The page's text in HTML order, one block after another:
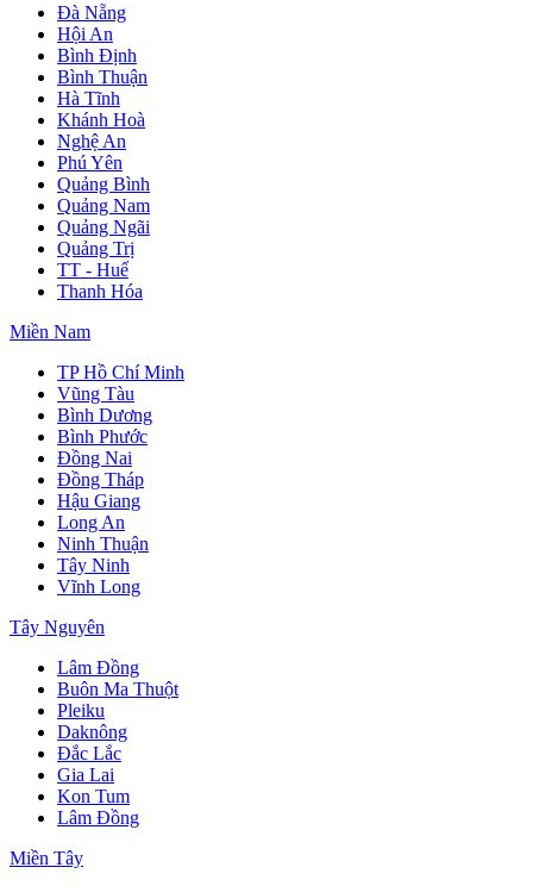
Đà Nẵng
Hội An
Bình Định
Bình Thuận
Hà Tĩnh
Khánh Hoà
Nghệ An
Phú Yên
Quảng Bình
Quảng Nam
Quảng Ngãi
Quảng Trị
TT - Huế
Thanh Hóa
Miền Nam
TP Hồ Chí Minh
Vũng Tàu
Bình Dương
Bình Phước
Đồng Nai
Đồng Tháp
Hậu Giang
Long An
Ninh Thuận
Tây Ninh
Vĩnh Long
Tây Nguyên
Lâm Đồng
Buôn Ma Thuột
Pleiku
Daknông
Đắc Lắc
Gia Lai
Kon Tum
Lâm Đồng
Miền Tây